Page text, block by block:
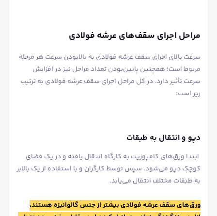
مراحل اجرای سقف‌های عرشه فولادی
سرعت بالای اجرای سقف عرشه فولادی به بالابودن سرعت هر مرحله
مربوط است؛ همچنین پایین‌بودن تعداد مراحل نیز در افزایش
سرعت تأثیر دارد. در کل مراحل اجرای سقف عرشه فولادی به ترتیب
زیر است:
دپو و انتقال به طبقات
ابتدا ورق‌های کامپوزیت به کارگاه انتقال یافته و در یک فضای
کوچک دپو می‌شود. سپس توسط کارگران و با استفاده از یک بالابر
به طبقات مختلف انتقال می‌یابد.
ورق‌های سقف عرشه فولادی بیشتر از جنس گالوانیزه هستند،